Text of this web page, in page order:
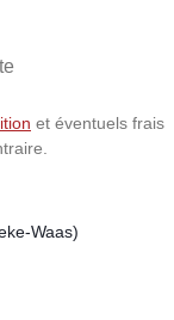
et éventuels frais
Waas)